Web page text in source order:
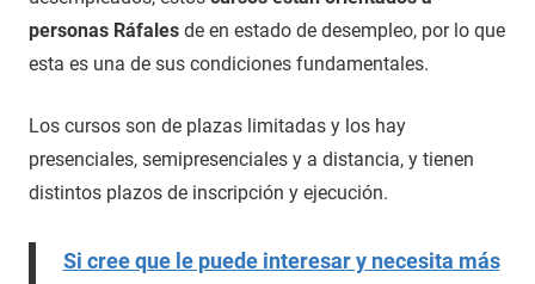
personas Ráfales de en estado de desempleo, por lo que
esta es una de sus condiciones fundamentales.
Los cursos son de plazas limitadas y los hay
presenciales, semipresenciales y a distancia, y tienen
distintos plazos de inscripción y ejecución.
Si cree que le puede interesar y necesita más